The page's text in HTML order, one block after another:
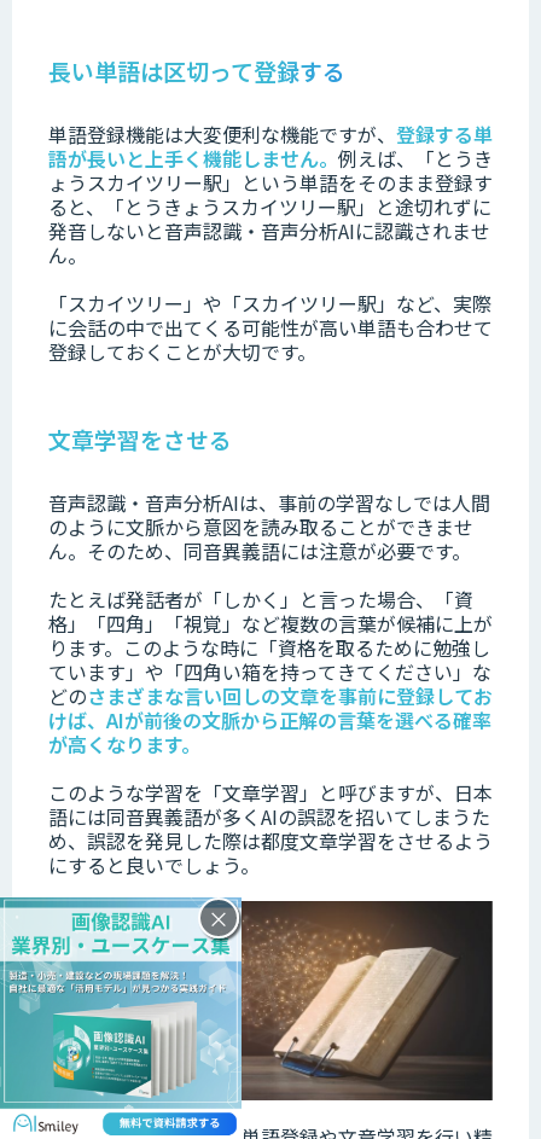
長い単語は区切って登録する
単語登録機能は大変便利な機能ですが、 登録する単
語が長いと上手く機能しません。 例えば、「とうき
ょうスカイツリー駅」という単語をそのまま登録す
ると、「とうきょうスカイツリー駅」と途切れずに
発音しないと音声認識・音声分析AIに認識されませ
ん。
「スカイツリー」や「スカイツリー駅」など、実際
に会話の中で出てくる可能性が高い単語も合わせて
登録しておくことが大切です。
文章学習をさせる
音声認識・音声分析AIは、事前の学習なしでは人間
のように文脈から意図を読み取ることができませ
ん。そのため、同音異義語には注意が必要です。
たとえば発話者が「しかく」と言った場合、「資
格」「四角」「視覚」など複数の言葉が候補に上が
ります。このような時に「資格を取るために勉強し
ています」や「四角い箱を持ってきてください」な
どのさまざまな言い回しの文章を事前に登録してお
けば、AIが前後の文脈から正解の言葉を選べる確率
が高くなります。
このような学習を「文章学習」と呼びますが、日本
語には同音異義語が多くAIの誤認を招いてしまうた
め、誤認を発見した際は都度文章学習をさせるよう
にすると良いでしょう。
×